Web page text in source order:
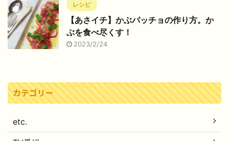
レシピ
【あさイチ】かぶパッチョの作り方。か
ぶを食べ尽くす！
2023/2/24
カテゴリー
etc.